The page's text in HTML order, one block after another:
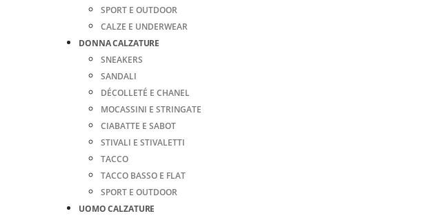
SPORT E OUTDOOR
CALZE E UNDERWEAR
DONNA CALZATURE
SNEAKERS
SANDALI
DÉCOLLETÉ E CHANEL
MOCASSINI E STRINGATE
CIABATTE E SABOT
STIVALI E STIVALETTI
TACCO
TACCO BASSO E FLAT
SPORT E OUTDOOR
UOMO CALZATURE